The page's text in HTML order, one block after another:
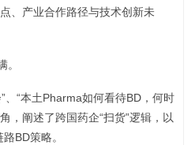
、产业合作路径与技术创新未
、“本土Pharma如何看待BD，何时
，阐述了跨国药企“扫货”逻辑，以
BD策略。